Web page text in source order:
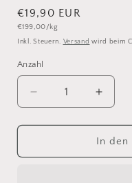
Normaler
Preis
€19,90 EUR
Grundpreis
€199,00/kg
Inkl. Steuern. Versand wird beim
Anzahl
Anzahl
Verringere
die
Menge
Cheeky
Erhöhe
die
für
In den